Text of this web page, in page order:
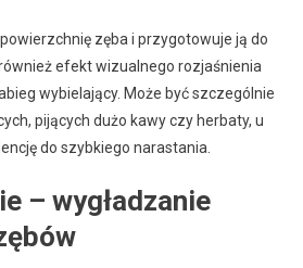
zęba i przygotowuje ją do
efekt wizualnego rozjaśnienia
wybielający. Może być szczególnie
pijących dużo kawy czy herbaty, u
do szybkiego narastania.
– wygładzanie